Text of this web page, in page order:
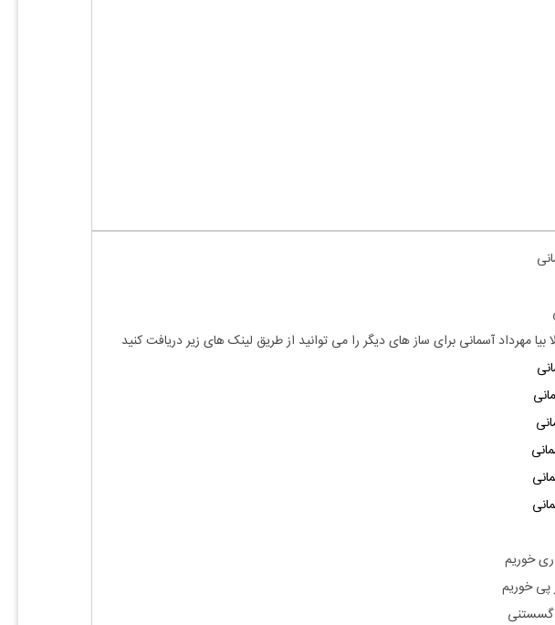
آسمانی برای ساز های دیگر را می توانید از طریق لینک های زیر دریافت کنید
خوریم
پی خوریم
گسستنی